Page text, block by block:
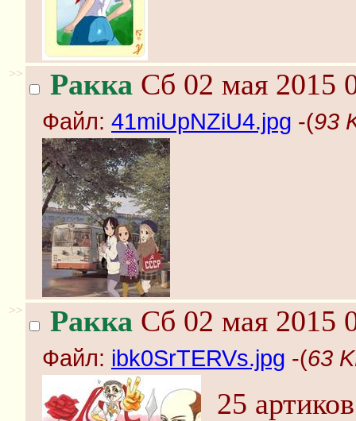
>> Ракка Сб 02 мая 2015
Файл: 41miUpNZiU4.jpg -(93
>> Ракка Сб 02 мая 2015
Файл: ibk0SrTERVs.jpg -(63
25